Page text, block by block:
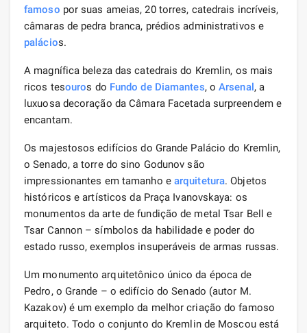
famoso por suas ameias, 20 torres, catedrais incríveis,
câmaras de pedra branca, prédios administrativos e
palácios.
A magnífica beleza das catedrais do Kremlin, os mais
ricos tesouros do Fundo de Diamantes, oArsenal, a
luxuosa decoração da Câmara Facetada surpreendem e
encantam.
Os majestosos edifícios do Grande Palácio do Kremlin,
o Senado, a torre do sino Godunov são
impressionantes em tamanho e arquitetura. Objetos
históricos e artísticos da Praça Ivanovskaya: os
monumentos da arte de fundição de metal Tsar Bell e
Tsar Cannon – símbolos da habilidade e poder do
estado russo, exemplos insuperáveis ​​de armas russas.
Um monumento arquitetônico único da época de
Pedro, o Grande – o edifício do Senado (autor M.
Kazakov) é um exemplo da melhor criação do famoso
arquiteto. Todo o conjunto do Kremlin de Moscou está